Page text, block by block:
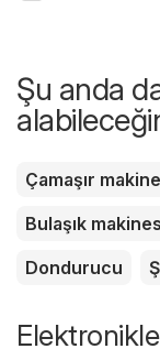
Şu anda
Çamaşır
Bulaşık
Dondurucu